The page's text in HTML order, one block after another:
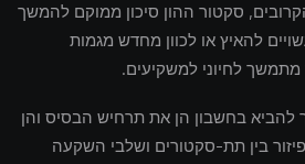
סקטור ההון סיכון ממוקם להמשך
להאיץ או לכוון מחדש מגמות
לחיוני למשקיעים.
בחשבון הן את תרחיש הבסיס והן
בין תת-סקטורים ושלבי השקעה